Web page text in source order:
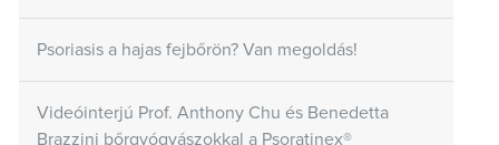
Psoriasis a hajas fejbőrön? Van megoldás!
Videóinterjú Prof. Anthony Chu és Benedetta
Brazzini bőrgyógyászokkal a Psoratinex®